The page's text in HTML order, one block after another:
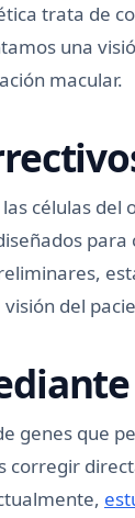
trata de
una
macular.
células del
del
genes que
corregir